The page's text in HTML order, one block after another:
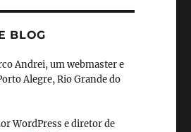
BLOG
Andrei, um webmaster e
Alegre, Rio Grande do
WordPress e diretor de